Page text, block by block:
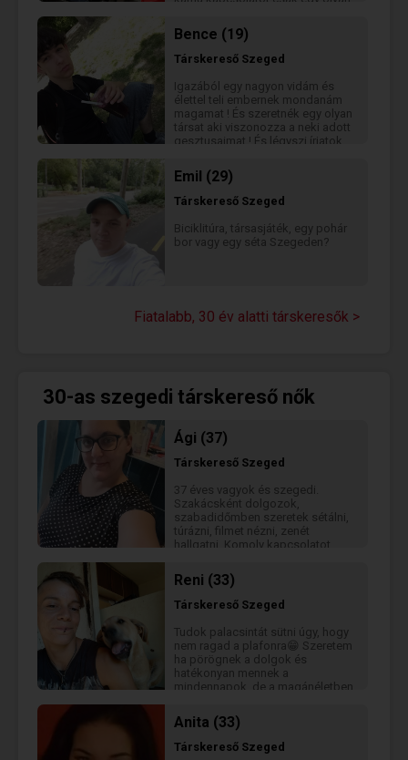
Hobbijaim az autósportal való
foglalkozás. Írj bátran ismerjük
meg egymást aztán autózzunk
egy jót az estében.
Bence (19)
Társkereső Szeged
Igazából egy nagyon vidám és
élettel teli embernek mondanám
magamat ! És szeretnék egy olyan
társat aki viszonozza a neki adott
gesztusaimat ! És légyszi írjatok
nagyon meg akarsz ismerni
irhatod egyből az instad és ott
már INGYEN beszélhetünk xd
Emil (29)
Társkereső Szeged
Biciklitúra, társasjáték, egy pohár
bor vagy egy séta Szegeden?
Fiatalabb, 30 év alatti társkeresők >
30-as szegedi társkereső nők
Ági (37)
Társkereső Szeged
37 éves vagyok és szegedi.
Szakácsként dolgozok,
szabadidőmben szeretek sétálni,
túrázni, filmet nézni, zenét
hallgatni. Komoly kapcsolatot
őszinteség, a bizalom és a hűség.
Szeretem a minőségi időtöltést és
a jó beszélgetéseket. Ha
szimpatikus vagyok, Írj nyugodtan
:)
Reni (33)
Társkereső Szeged
Tudok palacsintát sütni úgy, hogy
nem ragad a plafonra😁 Szeretem
ha pörögnek a dolgok és
hatékonyan mennek a
mindennapok, de a magánéletben
Anita (33)
Társkereső Szeged